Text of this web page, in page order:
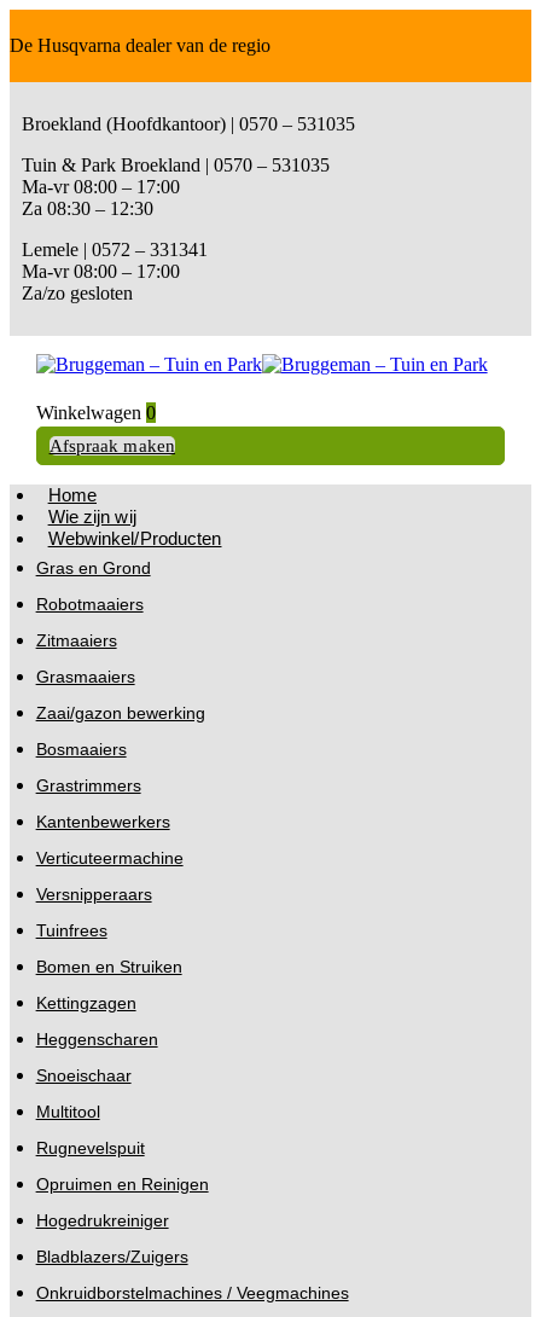
De Husqvarna dealer van de regio
Broekland (Hoofdkantoor) | 0570 – 531035
Tuin & Park Broekland | 0570 – 531035
Ma-vr 08:00 – 17:00
Za 08:30 – 12:30
Lemele | 0572 – 331341
Ma-vr 08:00 – 17:00
Za/zo gesloten
Winkelwagen 0
Afspraak maken
Home
Wie zijn wij
Webwinkel/Producten
Gras en Grond
Robotmaaiers
Zitmaaiers
Grasmaaiers
Zaai/gazon bewerking
Bosmaaiers
Grastrimmers
Kantenbewerkers
Verticuteermachine
Versnipperaars
Tuinfrees
Bomen en Struiken
Kettingzagen
Heggenscharen
Snoeischaar
Multitool
Rugnevelspuit
Opruimen en Reinigen
Hogedrukreiniger
Bladblazers/Zuigers
Onkruidborstelmachines / Veegmachines